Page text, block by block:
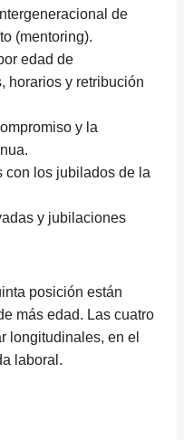
de
(mentoring).
edad de
horarios y retribución
y la
con los jubilados de la
y jubilaciones
posición están
más edad. Las cuatro
longitudinales, en el
laboral.